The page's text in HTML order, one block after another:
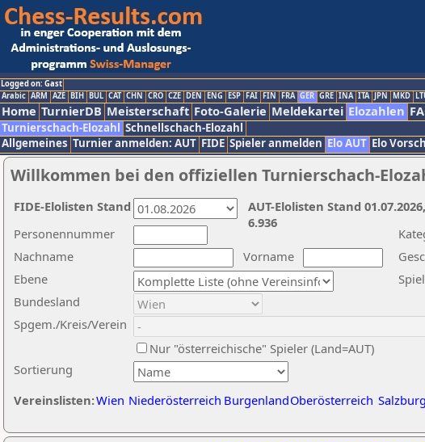
Logged on: Gast
Arabic ARM AZE BIH BUL CAT CHN CRO CZE DEN ENG ESP FAI FIN FRA GER GRE INA ITA JPN MKD
Home TurnierDB Meisterschaft Foto-Galerie Meldekartei Elozahlen
Turnierschach-Elozahl Schnellschach-Elozahl
Allgemeines Turnier anmelden: AUT FIDE Spieler anmelden Elo AUT Elo
Willkommen bei den offiziellen Turnierschach-
Nachname
Vorname
Ebene
Sortierung
Personennummer
Bundesland
Spgem./Kreis/Verein
Nur "österreichische" Spieler (Land=AUT)
Vereinslisten:Wien Niederösterreich BurgenlandOberösterreich Salzburg
AUT-Elolisten Stand
6.936
FIDE-Elolisten Stand